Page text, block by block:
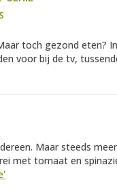
toch gezond eten?
voor bij de tv,
Maar steeds
met tomaat en